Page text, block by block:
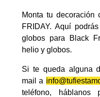
Monta tu decoración
FRIDAY. Aquí
globos para Black
helio y globos.
Si te queda alguna
mail a
teléfono,